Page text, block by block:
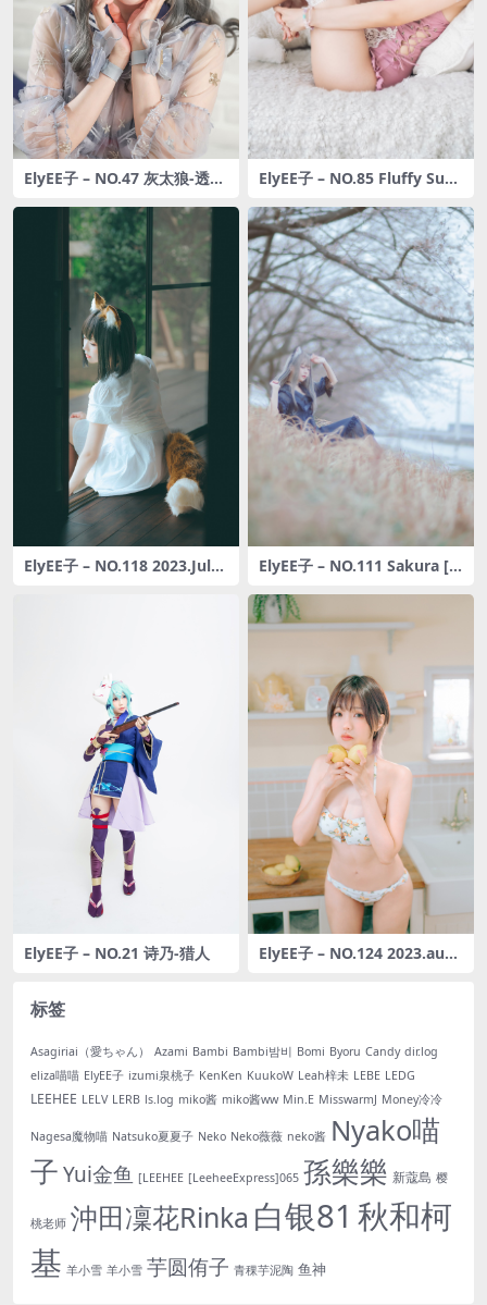
ElyEE子 – NO.47 灰太狼-透明
ElyEE子 – NO.85 Fluffy Sum
4P-474MB]
ElyEE子 – NO.118 2023.July
ElyEE子 – NO.111 Sakura [6
ElyEE子 – NO.21 诗乃-猎人
ElyEE子 – NO.124 2023.aug
标签
Asagiriai（愛ちゃん） Azami Bambi Bambi밤비 Bomi Byoru Candy dir.log
eliza喵喵 ElyEE子 izumi泉桃子 KenKen KuukoW Leah梓未 LEBE LEDG
LEEHEE LELV LERB ls.log miko酱 miko酱ww Min.E MisswarmJ Money冷冷
Nagesa魔物喵 Natsuko夏夏子 Neko Neko薇薇 neko酱 Nyako喵
子Yui金鱼 [LEEHEE [LeeheeExpress]065 孫樂樂 新蔻島 樱
桃老师 沖田凜花Rinka 白银81 秋和柯
基 羊小雪 羊小雪 芋圆侑子 青稞芋泥陶 鱼神